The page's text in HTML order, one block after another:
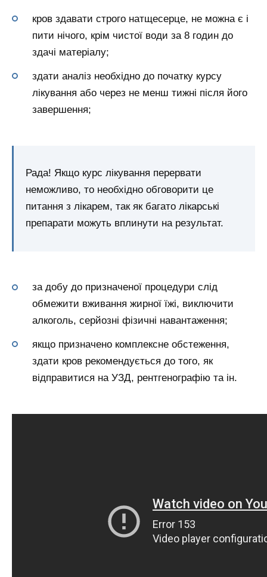
кров здавати строго натщесерце, не можна є і
пити нічого, крім чистої води за 8 годин до
здачі матеріалу;
здати аналіз необхідно до початку курсу
лікування або через не менш тижні після його
завершення;
Рада! Якщо курс лікування перервати
неможливо, то необхідно обговорити це
питання з лікарем, так як багато лікарські
препарати можуть вплинути на результат.
за добу до призначеної процедури слід
обмежити вживання жирної їжі, виключити
алкоголь, серйозні фізичні навантаження;
якщо призначено комплексне обстеження,
здати кров рекомендується до того, як
відправитися на УЗД, рентгенографію та ін.